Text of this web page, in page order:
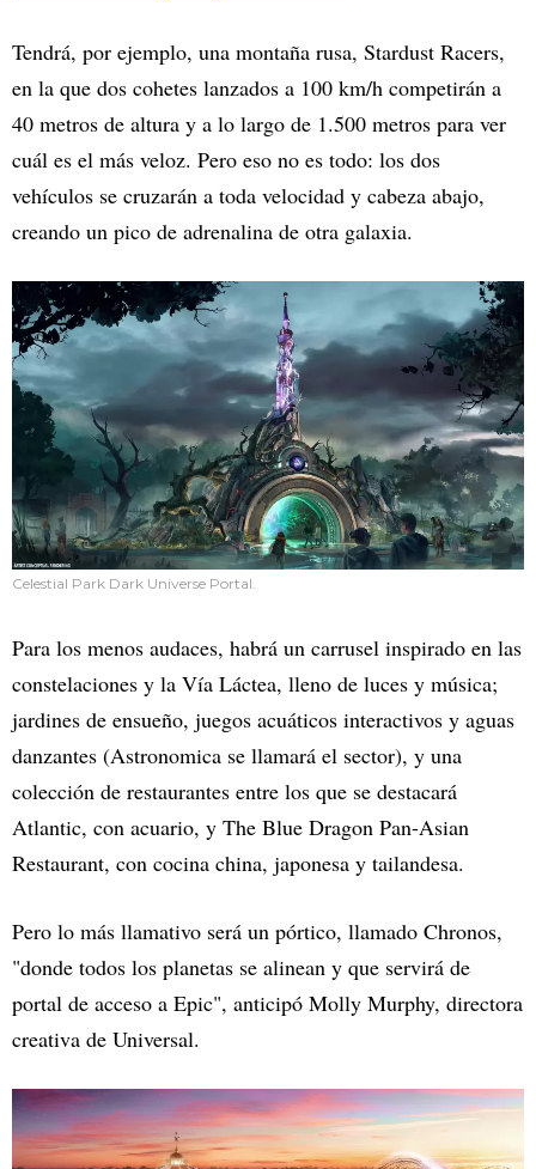
Tendrá, por ejemplo, una montaña rusa, Stardust Racers,
en la que dos cohetes lanzados a 100 km/h competirán a
40 metros de altura y a lo largo de 1.500 metros para ver
cuál es el más veloz. Pero eso no es todo: los dos
vehículos se cruzarán a toda velocidad y cabeza abajo,
creando un pico de adrenalina de otra galaxia.
Celestial Park Dark Universe Portal.
Para los menos audaces, habrá un carrusel inspirado en las
constelaciones y la Vía Láctea, lleno de luces y música;
jardines de ensueño, juegos acuáticos interactivos y aguas
danzantes (Astronomica se llamará el sector), y una
colección de restaurantes entre los que se destacará
Atlantic, con acuario, y The Blue Dragon Pan-Asian
Restaurant, con cocina china, japonesa y tailandesa.
Pero lo más llamativo será un pórtico, llamado Chronos,
"donde todos los planetas se alinean y que servirá de
portal de acceso a Epic", anticipó Molly Murphy, directora
creativa de Universal.